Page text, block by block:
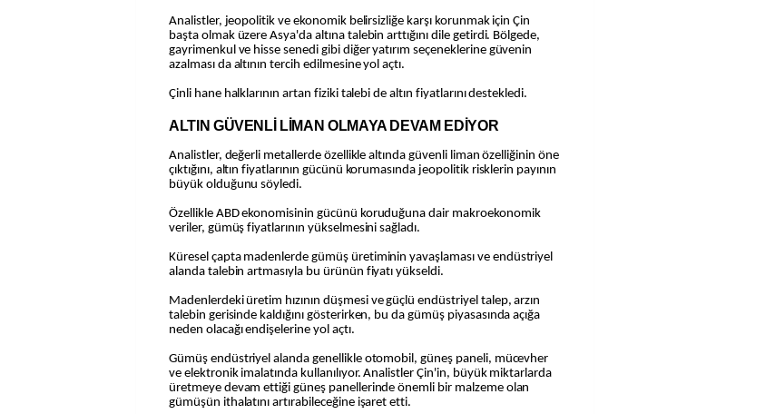
Analistler, jeopolitik ve ekonomik belirsizliğe karşı korunmak için Çin
başta olmak üzere Asya'da altına talebin arttığını dile getirdi. Bölgede,
gayrimenkul ve hisse senedi gibi diğer yatırım seçeneklerine güvenin
azalması da altının tercih edilmesine yol açtı.
Çinli hane halklarının artan fiziki talebi de altın fiyatlarını destekledi.
ALTIN GÜVENLİ LİMAN OLMAYA DEVAM EDİYOR
Analistler, değerli metallerde özellikle altında güvenli liman özelliğinin öne
çıktığını, altın fiyatlarının gücünü korumasında jeopolitik risklerin payının
büyük olduğunu söyledi.
Özellikle ABD ekonomisinin gücünü koruduğuna dair makroekonomik
veriler, gümüş fiyatlarının yükselmesini sağladı.
Küresel çapta madenlerde gümüş üretiminin yavaşlaması ve endüstriyel
alanda talebin artmasıyla bu ürünün fiyatı yükseldi.
Madenlerdeki üretim hızının düşmesi ve güçlü endüstriyel talep, arzın
talebin gerisinde kaldığını gösterirken, bu da gümüş piyasasında açığa
neden olacağı endişelerine yol açtı.
Gümüş endüstriyel alanda genellikle otomobil, güneş paneli, mücevher
ve elektronik imalatında kullanılıyor. Analistler Çin'in, büyük miktarlarda
üretmeye devam ettiği güneş panellerinde önemli bir malzeme olan
gümüşün ithalatını artırabileceğine işaret etti.